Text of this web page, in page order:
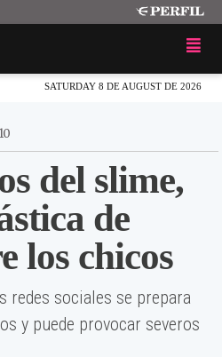
SATURDAY 8 DE AUGUST DE 2026
del slime,
de
los chicos
redes sociales se prepara
y puede provocar severos